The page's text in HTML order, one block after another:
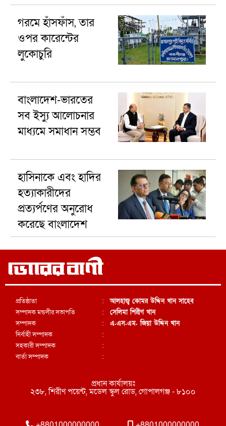
গরমে হাঁসফাঁস, তার
ওপর কারেন্টের
লুকোচুরি
বাংলাদেশ-ভারতের
সব ইস্যু আলোচনার
মাধ্যমে সমাধান সম্ভব
হাসিনাকে এবং হা‌দির
হত্যাকারীদের
প্রত্যর্পণের অনুরোধ
করেছে বাংলাদেশ
প্রতিষ্ঠাতা
সম্পাদক মন্ডলীর সভাপতি
সম্পাদক
নির্বাহী সম্পাদক
সহকারী সম্পাদক
বার্তা সম্পাদক
:
:
:
:
:
:
আলহাজ্ব কোমর উদ্দিন খান সাহেব
সেলিমা শিরীণ খান
এ.এস.এম. জিয়া উদ্দিন খান
প্রধান কার্যালয়ঃ
২৩৮, শিরীণ পয়েন্ট, মডেল স্কুল রোড, গোপালগঞ্জ - ৮১০০